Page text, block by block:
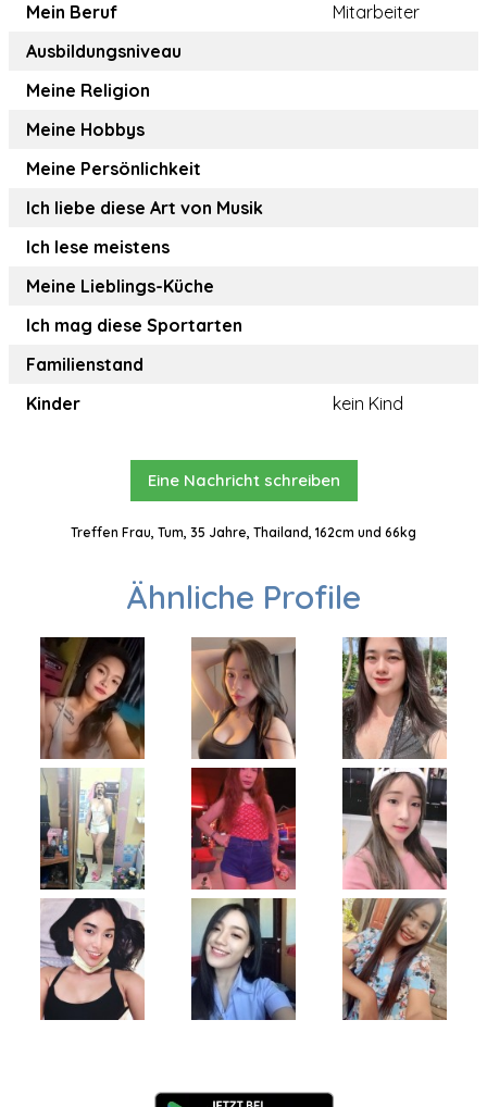
Mein Beruf
Mitarbeiter
Ausbildungsniveau
Meine Religion
Meine Hobbys
Meine Persönlichkeit
Ich liebe diese Art von Musik
Ich lese meistens
Meine Lieblings-Küche
Ich mag diese Sportarten
Familienstand
Kinder
kein Kind
Eine Nachricht schreiben
Treffen Frau, Tum, 35 Jahre, Thailand, 162cm und 66kg
Ähnliche Profile